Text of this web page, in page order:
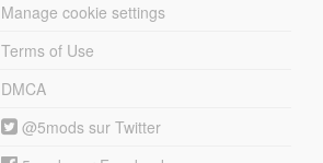
Manage cookie settings
Terms of Use
DMCA
@5mods sur Twitter